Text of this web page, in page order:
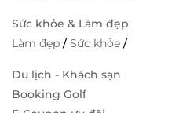
Sức khỏe & Làm đẹp
Làm đẹp /Sức khỏe /
Du lịch - Khách sạn
Booking Golf